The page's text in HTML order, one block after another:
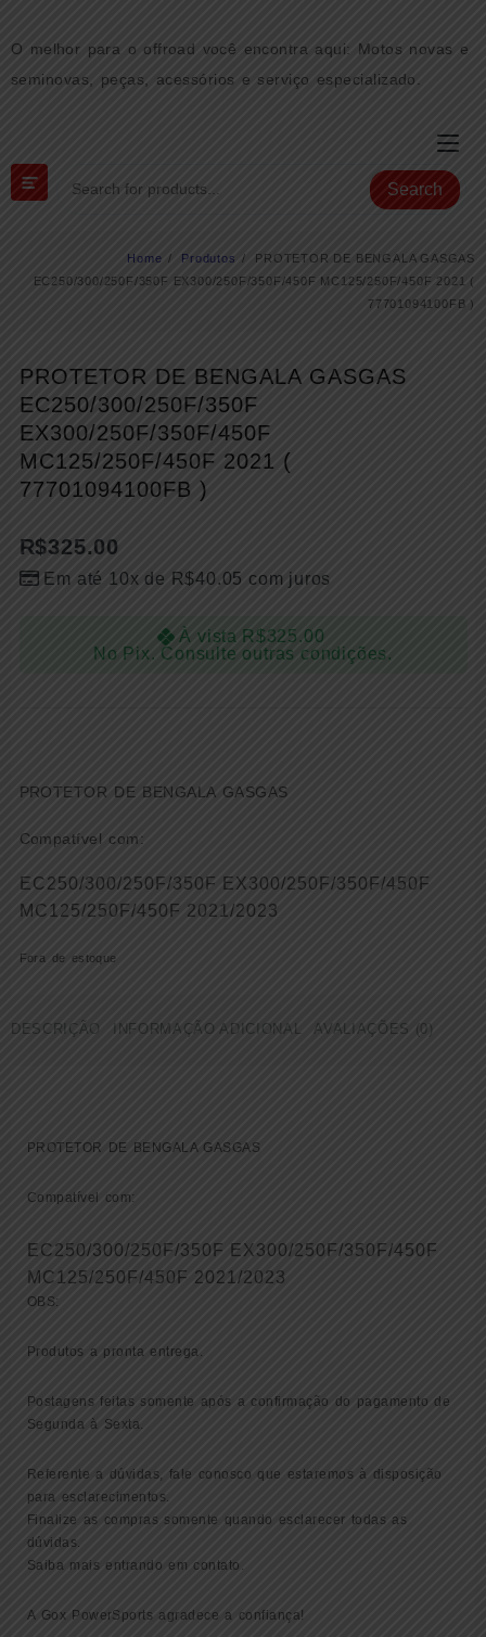
content
O melhor para o offroad você encontra aqui: Motos novas e
seminovas, peças, acessórios e serviço especializado.
Search
Home Produtos
PROTETOR DE BENGALA GASGAS
EC250/300/250F/350F EX300/250F/350F/450F MC125/250F/450F 2021 (
77701094100FB )
PROTETOR DE BENGALA GASGAS
EC250/300/250F/350F
EX300/250F/350F/450F
MC125/250F/450F 2021 (
77701094100FB )
R$325.00
Em até 10x de R$40.05 com juros
À vista R$325.00
No Pix. Consulte outras condições.
PROTETOR DE BENGALA GASGAS
Compatível com:
EC250/300/250F/350F EX300/250F/350F/450F
MC125/250F/450F 2021/2023
Fora de estoque
DESCRIÇÃO INFORMAÇÃO ADICIONAL AVALIAÇÕES (0)
PROTETOR DE BENGALA GASGAS
Compatível com:
EC250/300/250F/350F EX300/250F/350F/450F
MC125/250F/450F 2021/2023
OBS:
Produtos a pronta entrega.
Postagens feitas somente após a confirmação do pagamento de
Segunda à Sexta.
Referente a dúvidas, fale conosco que estaremos à disposição
para esclarecimentos.
Finalize as compras somente quando esclarecer todas as
dúvidas.
Saiba mais entrando em contato.
A Gox PowerSports agradece a confiança!